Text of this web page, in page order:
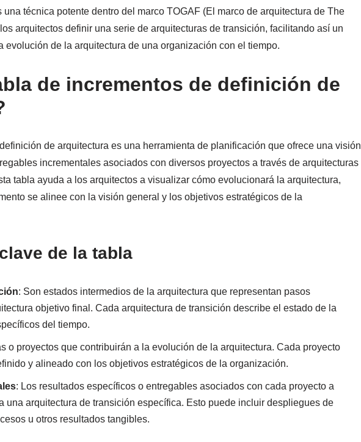
técnica potente dentro del marco TOGAF (El marco de arquitectura de The
arquitectos definir una serie de arquitecturas de transición, facilitando así un
evolución de la arquitectura de una organización con el tiempo.
de incrementos de definición de
de arquitectura es una herramienta de planificación que ofrece una visión
incrementales asociados con diversos proyectos a través de arquitecturas
tabla ayuda a los arquitectos a visualizar cómo evolucionará la arquitectura,
se alinee con la visión general y los objetivos estratégicos de la
de la tabla
: Son estados intermedios de la arquitectura que representan pasos
objetivo final. Cada arquitectura de transición describe el estado de la
del tiempo.
o proyectos que contribuirán a la evolución de la arquitectura. Cada proyecto
y alineado con los objetivos estratégicos de la organización.
: Los resultados específicos o entregables asociados con cada proyecto a
una arquitectura de transición específica. Esto puede incluir despliegues de
u otros resultados tangibles.